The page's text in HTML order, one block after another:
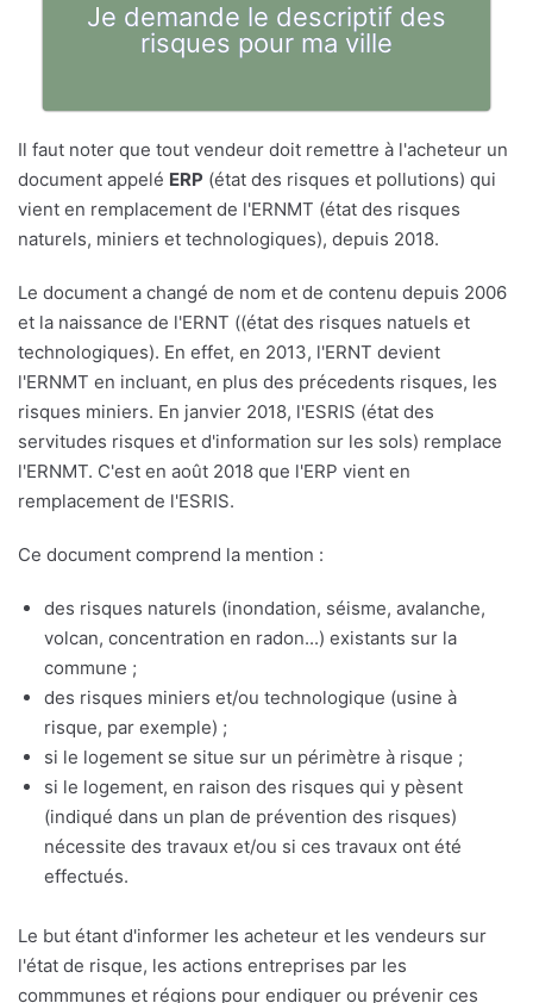
Je demande le descriptif des
risques pour ma ville
Il faut noter que tout vendeur doit remettre à l'acheteur un
document appelé ERP (état des risques et pollutions) qui
vient en remplacement de l'ERNMT (état des risques
naturels, miniers et technologiques), depuis 2018.
Le document a changé de nom et de contenu depuis 2006
et la naissance de l'ERNT ((état des risques natuels et
technologiques). En effet, en 2013, l'ERNT devient
l'ERNMT en incluant, en plus des précedents risques, les
risques miniers. En janvier 2018, l'ESRIS (état des
servitudes risques et d'information sur les sols) remplace
l'ERNMT. C'est en août 2018 que l'ERP vient en
remplacement de l'ESRIS.
Ce document comprend la mention :
des risques naturels (inondation, séisme, avalanche,
volcan, concentration en radon...) existants sur la
commune ;
des risques miniers et/ou technologique (usine à
risque, par exemple) ;
si le logement se situe sur un périmètre à risque ;
si le logement, en raison des risques qui y pèsent
(indiqué dans un plan de prévention des risques)
nécessite des travaux et/ou si ces travaux ont été
effectués.
Le but étant d'informer les acheteur et les vendeurs sur
l'état de risque, les actions entreprises par les
commmunes et régions pour endiguer ou prévenir ces